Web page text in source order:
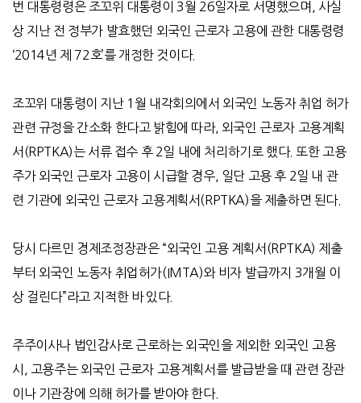
번 대통령령은 조꼬위 대통령이 3월 26일자로 서명했으며, 사실
상 지난 전 정부가 발효했던 외국인 근로자 고용에 관한 대통령령
‘2014년 제 72호’를 개정한 것이다.
조꼬위 대통령이 지난 1월 내각회의에서 외국인 노동자 취업 허가
관련 규정을 간소화 한다고 밝힘에 따라, 외국인 근로자 고용계획
서(RPTKA)는 서류 접수 후 2일 내에 처리하기로 했다. 또한 고용
주가 외국인 근로자 고용이 시급할 경우, 일단 고용 후 2일 내 관
련 기관에 외국인 근로자 고용계획서(RPTKA)을 제출하면 된다.
당시 다르민 경제조정장관은 “외국인 고용 계획서(RPTKA) 제출
부터 외국인 노동자 취업허가(IMTA)와 비자 발급까지 3개월 이
상 걸린다”라고 지적한 바 있다.
주주이사나 법인감사로 근로하는 외국인을 제외한 외국인 고용
시, 고용주는 외국인 근로자 고용계획서를 발급받을 때 관련 장관
이나 기관장에 의해 허가를 받아야 한다.